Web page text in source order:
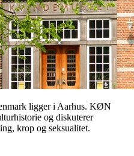
ligger i Aarhus. KØN
og diskuterer
krop og seksualitet.